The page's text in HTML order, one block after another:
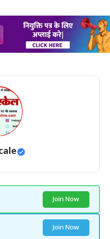
Join Now
Join Now